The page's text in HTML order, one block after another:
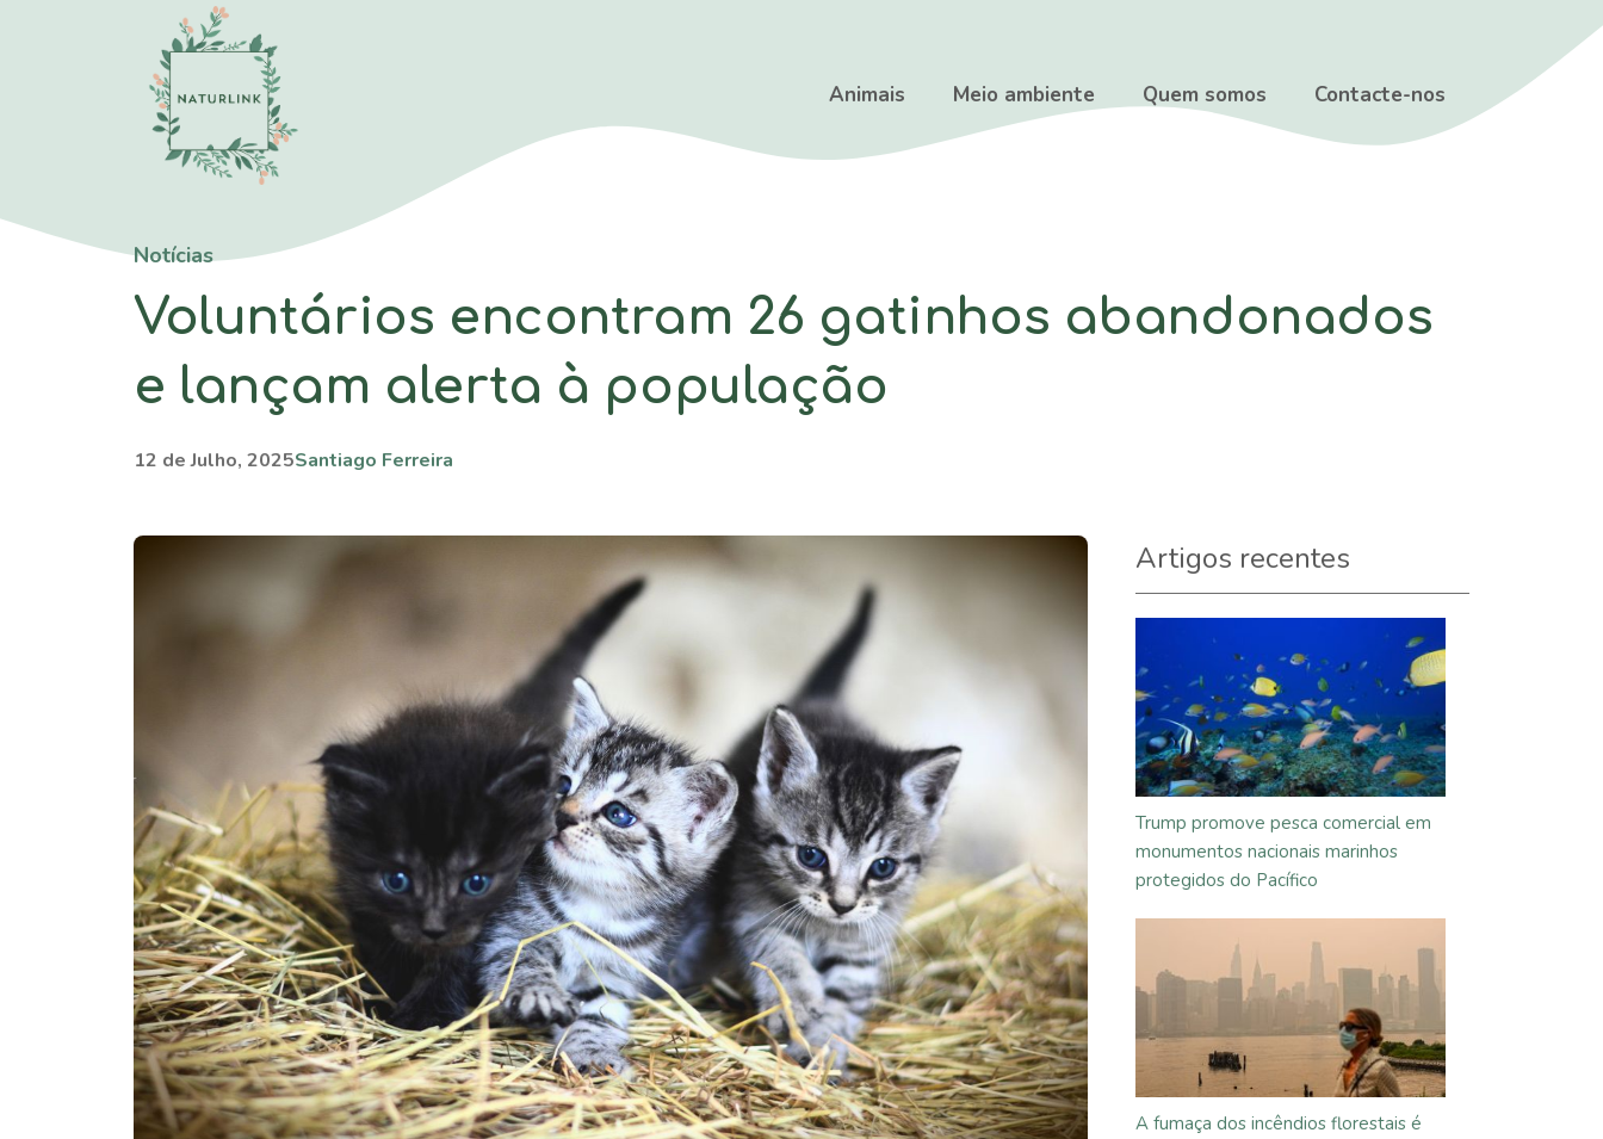
Animais Meio ambiente Quem somos Contacte-nos
Notícias
Voluntários encontram 26 gatinhos abandonados
e lançam alerta à população
12 de Julho, 2025Santiago Ferreira
Artigos recentes
Trump promove pesca comercial em
monumentos nacionais marinhos
protegidos do Pacífico
A fumaça dos incêndios florestais é